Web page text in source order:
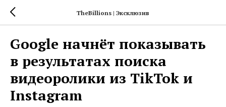
TheBillions | Эксклюзив
Google начнёт показывать
в результатах поиска
видеоролики из TikTok и
Instagram